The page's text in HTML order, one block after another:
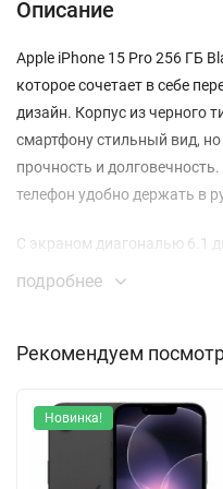
Описание
Apple iPhone 15 Pro 256 ГБ
которое сочетает в себе
дизайн. Корпус из черного
смартфону стильный вид,
прочность и
телефон удобно держать в
С экраном диагональю 6.1
пикселей, iPhone 15 Pro
делают просмотр контента
Процессор A17 Pro
производительность, что
требовательные
предоставляет достаточно
подробнее
Рекомендуем
Новинка!